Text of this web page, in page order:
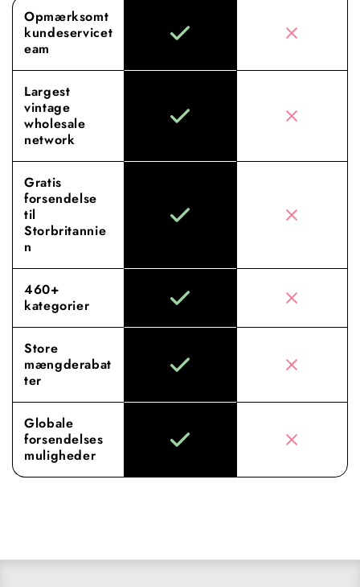
Opmærksomt
kundeservicet
eam
Largest
vintage
wholesale
network
Gratis
forsendelse
til
Storbritannie
n
460+
kategorier
Store
mængderabat
ter
Globale
forsendelses
muligheder